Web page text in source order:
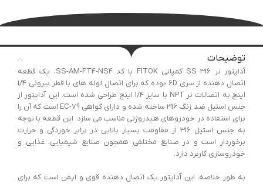
توضیحات
آداپتور نر 316 SS کمپانی FITOK با کد SS-AM-FT4-NS4، یک قطعه
اتصال دهنده از سری 6D بوده که برای اتصال لوله های با قطر بیرونی 1/4
اینچ به اتصالات نر NPT با سایز 1/4 اینچ طراحی شده است. این آداپتور از
جنس استیل ضد زنگ 316 ساخته شده و دارای گواهی EC-79 است که آن را
برای استفاده در خودروهای هیدروژنی مناسب می سازد. این قطعه با توجه
به جنس استیل 316 از مقاومت بسیار بالایی در برابر خوردگی و حرارت
برخوردار است و در صنایع مختلفی همچون صنایع شیمیایی، غذایی و
خودروسازی کاربرد دارد.
به طور خلاصه، این آداپتور یک اتصال دهنده قوی و ایمن است که برای